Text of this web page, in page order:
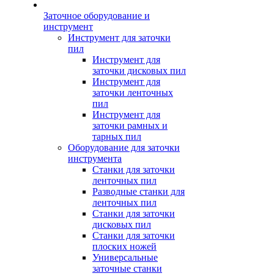
Заточное оборудование и
инструмент
Инструмент для заточки
пил
Инструмент для
заточки дисковых пил
Инструмент для
заточки ленточных
пил
Инструмент для
заточки рамных и
тарных пил
Оборудование для заточки
инструмента
Станки для заточки
ленточных пил
Разводные станки для
ленточных пил
Станки для заточки
дисковых пил
Станки для заточки
плоских ножей
Универсальные
заточные станки